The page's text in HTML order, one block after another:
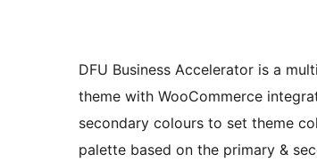
DFU Business Accelerator is a
theme with WooCommerce
secondary colours to set theme
palette based on the primary &